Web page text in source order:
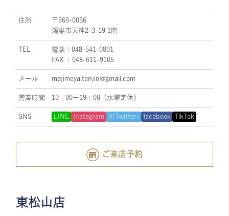
住所
〒365-0036
鴻巣市天神2-3-19 1階
TEL
電話：048-541-0801
FAX ：048-611-9105
メール majimeya.tenjin@gmail.com
営業時間 10：00ー19：00（水曜定休）
SNS LINE Instagram X(Twitter) facebook TikTok
ご来店予約
東松山店